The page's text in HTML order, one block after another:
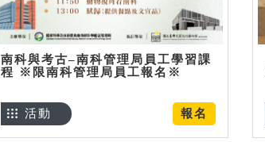
南科與考古–南科管理局員工學習課
程 ※限南科管理局員工報名※
報名
活動